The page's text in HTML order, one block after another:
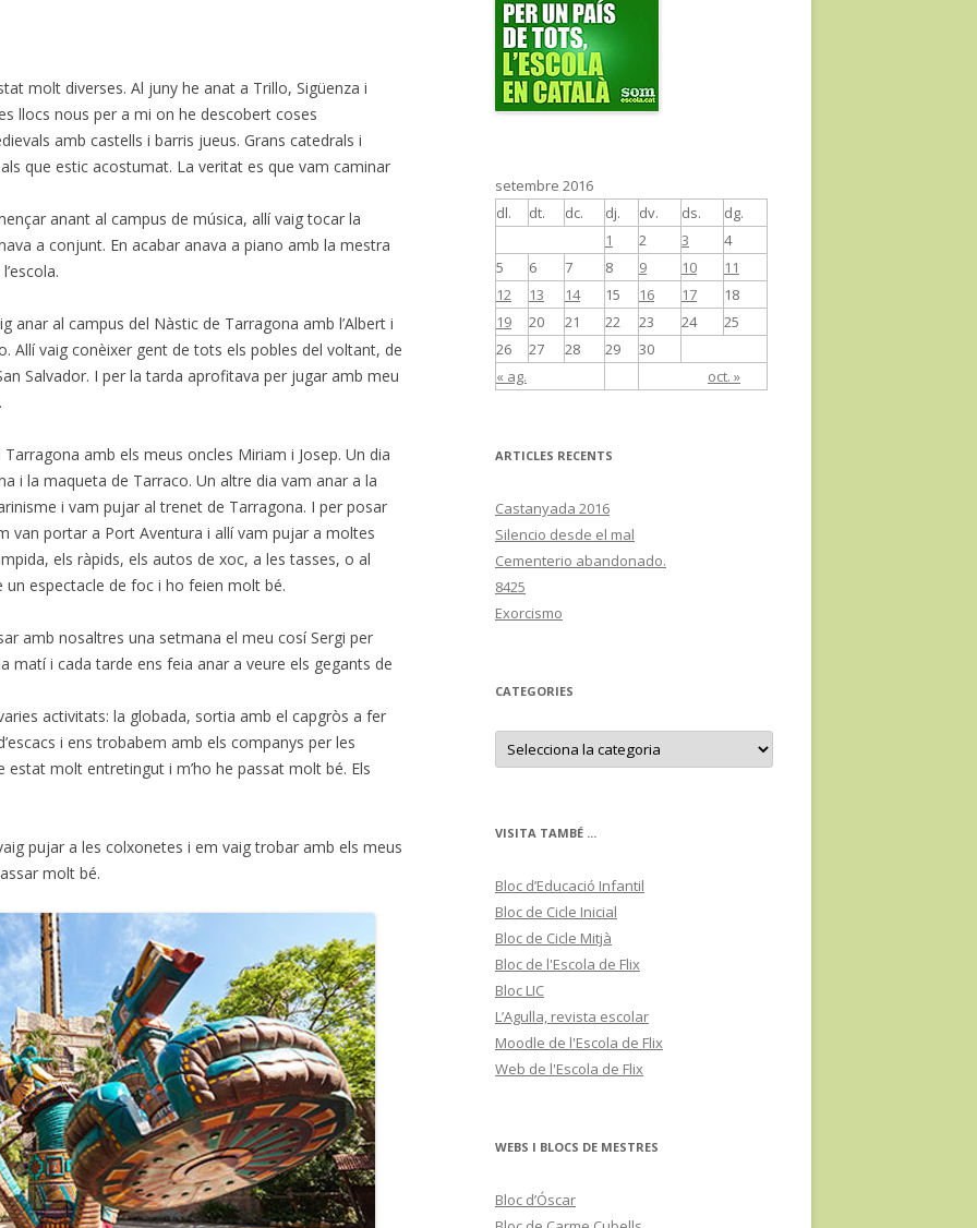
molt diverses. Al juny he anat a Trillo, Sigüenza i
llocs nous per a mi on he descobert coses
amb castells i barris jueus. Grans catedrals i
que estic acostumat. La veritat es que vam caminar
anant al campus de música, allí vaig tocar la
a conjunt. En acabar anava a piano amb la mestra
anar al campus del Nàstic de Tarragona amb l’Albert i
Allí vaig conèixer gent de tots els pobles del voltant, de
Salvador. I per la tarda aprofitava per jugar amb meu
amb els meus oncles Miriam i Josep. Un dia
i la maqueta de Tarraco. Un altre dia vam anar a la
i vam pujar al trenet de Tarragona. I per posar
van portar a Port Aventura i allí vam pujar a moltes
els ràpids, els autos de xoc, a les tasses, o al
espectacle de foc i ho feien molt bé.
amb nosaltres una setmana el meu cosí Sergi per
matí i cada tarde ens feia anar a veure els gegants de
activitats: la globada, sortia amb el capgròs a fer
i ens trobabem amb els companys per les
estat molt entretingut i m’ho he passat molt bé. Els
pujar a les colxonetes i em vaig trobar amb els meus
molt bé.
setembre 2016
dl.
dt. dc. dj. dv. ds. dg.
« ag. oct. »
1 2 3
4
5
6 7 8 9 10
11
12
13 14 15 16 17
18
19
20 21 22 23 24
25
26
27 28 29 30
ARTICLES RECENTS
Castanyada 2016
Silencio desde el mal
Cementerio abandonado.
8425
Exorcismo
CATEGORIES
C
t
r
i
VISITA TAMBÉ ...
Bloc d’Educació Infantil
Bloc de Cicle Inicial
Bloc de Cicle Mitjà
Bloc de l'Escola de Flix
Bloc LIC
L’Agulla, revista escolar
Moodle de l'Escola de Flix
Web de l'Escola de Flix
WEBS I BLOCS DE MESTRES
Bloc d’Óscar